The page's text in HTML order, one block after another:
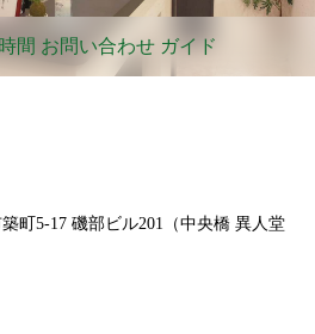
間 お問い合わせ ガイド
町5-17 磯部ビル201（中央橋 異人堂